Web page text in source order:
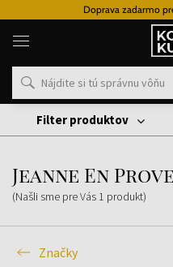
Doprava zadarmo
na
Značky
Jeanne En
Jeanne En
(Našli sme pre Vás 1 produkt)
Značky
Filter produktov